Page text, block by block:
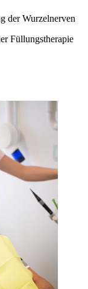
der Wurzelnerven
Füllungstherapie